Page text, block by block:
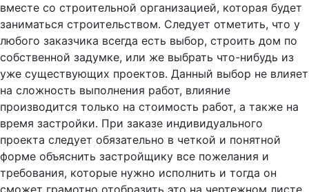
вместе со строительной организацией, которая будет
заниматься строительством. Следует отметить, что у
любого заказчика всегда есть выбор, строить дом по
собственной задумке, или же выбрать что-нибудь из
уже существующих проектов. Данный выбор не влияет
на сложность выполнения работ, влияние
производится только на стоимость работ, а также на
время застройки. При заказе индивидуального
проекта следует обязательно в четкой и понятной
форме объяснить застройщику все пожелания и
требования, которые нужно исполнить и тогда он
сможет грамотно отобразить это на чертежном листе.